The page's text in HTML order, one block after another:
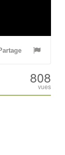
808
vues